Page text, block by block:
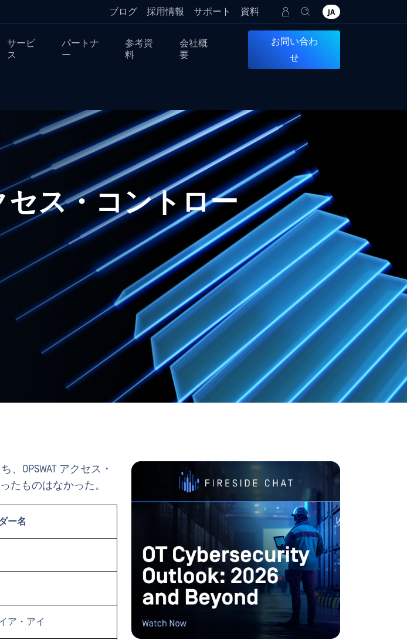
ブログ 採用情報 サポート 資料 JA
サービ
ス
パートナ
ー
参考資
料
会社概
要
お問い合わ
せ
セス・コントロー
OPSWAT アクセス・
たものはなかった。
ー名
ア・アイ